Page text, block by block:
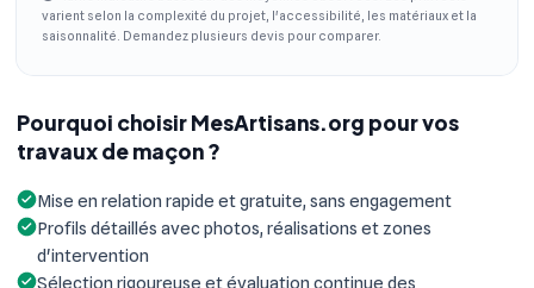
varient selon la complexité du projet, l'accessibilité, les matériaux et la
saisonnalité. Demandez plusieurs devis pour comparer.
Pourquoi choisir MesArtisans.org pour vos
travaux de maçon ?
Mise en relation rapide et gratuite, sans engagement
Profils détaillés avec photos, réalisations et zones
d'intervention
Sélection rigoureuse et évaluation continue des